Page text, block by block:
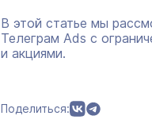
В этой статье мы
Телеграм Ads с
и акциями.
Поделиться: